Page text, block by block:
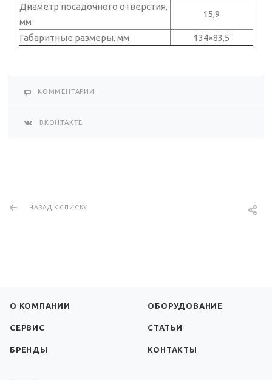
Диаметр посадочного отверстия,
мм
15,9
Габаритные размеры, мм 134×83,5
КОММЕНТАРИИ
ВКОНТАКТЕ
НАЗАД К СПИСКУ
О КОМПАНИИ ОБОРУДОВАНИЕ
СЕРВИС СТАТЬИ
БРЕНДЫ КОНТАКТЫ